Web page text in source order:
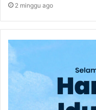
2 minggu ago